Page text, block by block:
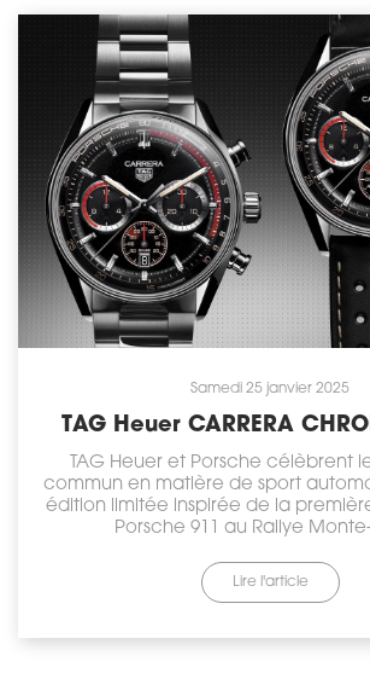
Samedi 25 janvier 2025
TAG Heuer CARRERA
TAG Heuer et Porsche célèbrent
commun en matière de sport
édition limitée inspirée de la
Porsche 911 au Rallye
Lire l'article